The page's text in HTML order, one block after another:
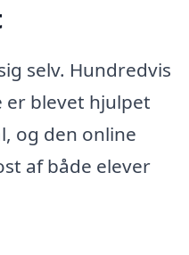
selv. Hundredvis
blevet hjulpet
og den online
af både elever